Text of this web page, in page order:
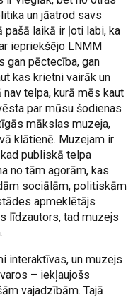
un jāatrod savs
pašā laikā ir ļoti labi, ka
iepriekšējo LNMM
gan pēctecība, gan
kas krietni vairāk un
telpa, kurā mēs kaut
par mūsu šodienas
mākslas muzeja,
klātienē. Muzejam ir
publiskā telpa
no tām agorām, kas
sociālām, politiskām
apmeklētājs
līdzautors, tad muzejs
interaktīvas, un muzejs
– iekļaujošs
vajadzībām. Tajā